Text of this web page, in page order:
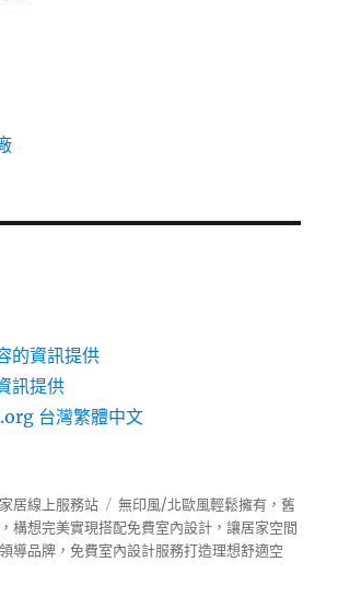
的資訊提供
訊提供
台灣繁體中文
居線上服務站
無印風/北歐風輕鬆擁有，舊
構想完美實現搭配免費室內設計，讓居家空間
領導品牌，免費室內設計服務打造理想舒適空